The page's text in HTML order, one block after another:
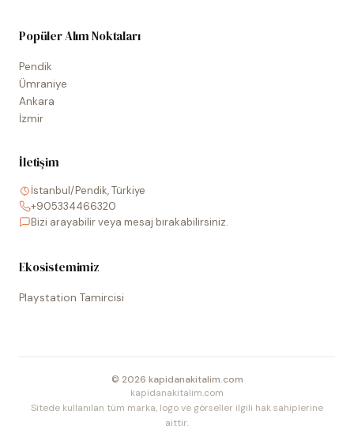
Popüler Alım Noktaları
Pendik
Ümraniye
Ankara
İzmir
İletişim
İstanbul/Pendik, Türkiye
+905334466320
Bizi arayabilir veya mesaj bırakabilirsiniz.
Ekosistemimiz
Playstation Tamircisi
© 2026 kapidanakitalim.com
kapidanakitalim.com
Sitede kullanılan tüm marka, logo ve görseller ilgili hak sahiplerine
aittir.